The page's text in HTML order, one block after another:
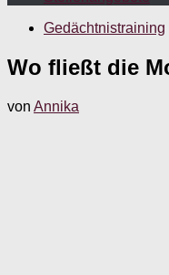
Gedächtnistraining
Wo fließt die
von Annika